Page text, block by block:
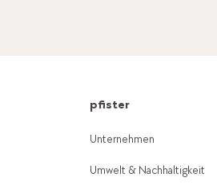
pfister
Unternehmen
Umwelt & Nachhaltigkeit